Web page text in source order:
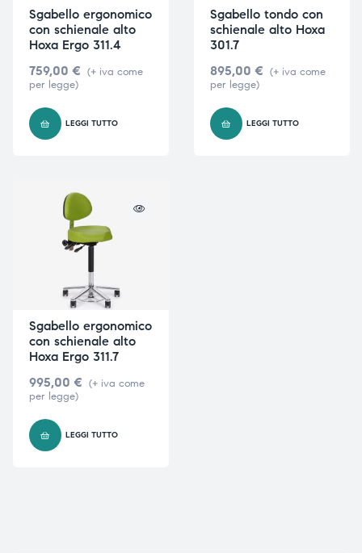
Sgabello ergonomico
con schienale alto
Hoxa Ergo 311.4
759,00 € (+ iva come
per legge)
LEGGI TUTTO
Sgabello tondo con
schienale alto Hoxa
301.7
895,00 € (+ iva come
per legge)
LEGGI TUTTO
Sgabello ergonomico
con schienale alto
Hoxa Ergo 311.7
995,00 € (+ iva come
per legge)
LEGGI TUTTO